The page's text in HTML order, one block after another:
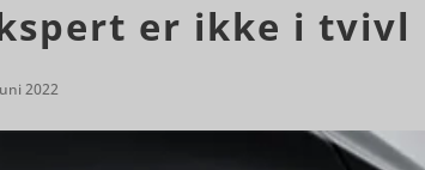
er ikke i tvivl
2022